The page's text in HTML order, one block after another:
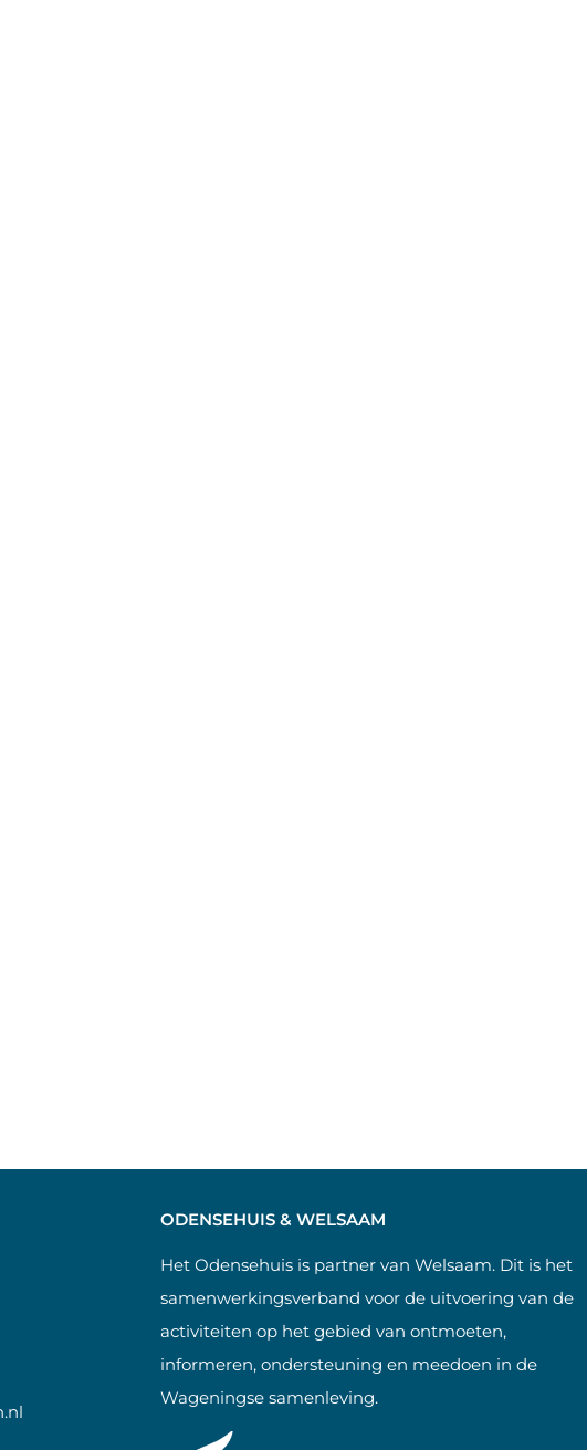
ODENSEHUIS & WELSAAM
Het Odensehuis is partner van Welsaam. Dit is het
samenwerkingsverband voor de uitvoering van de
activiteiten op het gebied van ontmoeten,
informeren, ondersteuning en meedoen in de
Wageningse samenleving.